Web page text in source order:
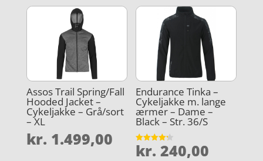
Assos Trail Spring/Fall
Hooded Jacket –
Cykeljakke – Grå/sort
– XL
kr. 1.499,00
Endurance Tinka –
Cykeljakke m. lange
ærmer – Dame –
Black – Str. 36/S
Vurderet
4.2
kr. 240,00